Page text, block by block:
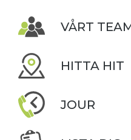
VÅRT
HITTA HIT
JOUR